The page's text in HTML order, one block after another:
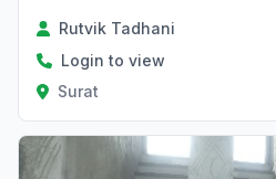
Rutvik Tadhani
Login to view
Surat